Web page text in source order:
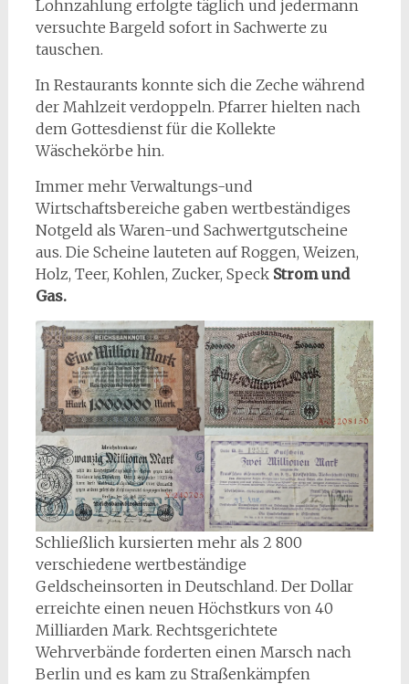
Lohnzahlung erfolgte täglich und jedermann
versuchte Bargeld sofort in Sachwerte zu
tauschen.
In Restaurants konnte sich die Zeche während
der Mahlzeit verdoppeln. Pfarrer hielten nach
dem Gottesdienst für die Kollekte
Wäschekörbe hin.
Immer mehr Verwaltungs-und
Wirtschaftsbereiche gaben wertbeständiges
Notgeld als Waren-und Sachwertgutscheine
aus. Die Scheine lauteten auf Roggen, Weizen,
Holz, Teer, Kohlen, Zucker, Speck Strom und
Gas.
Schließlich kursierten mehr als 2 800
verschiedene wertbeständige
Geldscheinsorten in Deutschland. Der Dollar
erreichte einen neuen Höchstkurs von 40
Milliarden Mark. Rechtsgerichtete
Wehrverbände forderten einen Marsch nach
Berlin und es kam zu Straßenkämpfen